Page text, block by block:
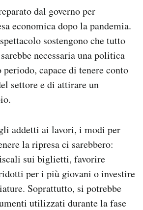
dal governo per
economica dopo la pandemia.
sostengono che tutto
necessaria una politica
capace di tenere conto
settore e di attirare un
addetti ai lavori, i modi per
la ripresa ci sarebbero:
sui biglietti, favorire
per i più giovani o investire
Soprattutto, si potrebbe
utilizzati durante la fase